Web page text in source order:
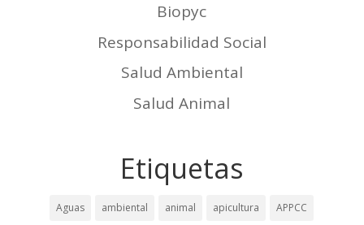
Biopyc
Responsabilidad Social
Salud Ambiental
Salud Animal
Etiquetas
Aguas ambiental animal apicultura APPCC